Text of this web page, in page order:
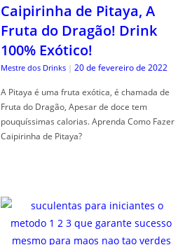
Caipirinha de Pitaya, A
Fruta do Dragão! Drink
100% Exótico!
Mestre dos Drinks | 20 de fevereiro de 2022
A Pitaya é uma fruta exótica, é chamada de
Fruta do Dragão, Apesar de doce tem
pouquíssimas calorias. Aprenda Como Fazer
Caipirinha de Pitaya?